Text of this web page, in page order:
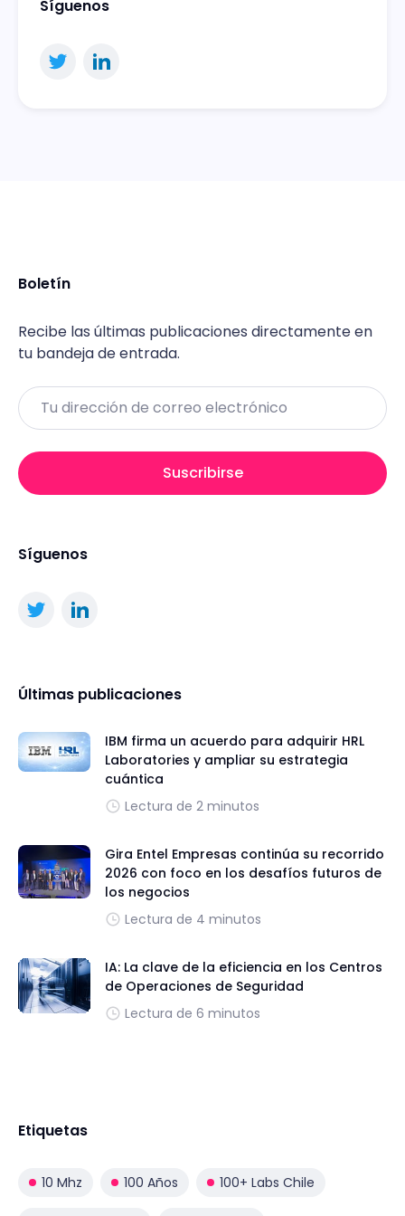
Síguenos
Boletín
Recibe las últimas publicaciones directamente en
tu bandeja de entrada.
Email
Suscribirse
Síguenos
Últimas publicaciones
IBM firma un acuerdo para adquirir HRL
Laboratories y ampliar su estrategia
cuántica
Lectura de 2 minutos
Gira Entel Empresas continúa su recorrido
2026 con foco en los desafíos futuros de
los negocios
Lectura de 4 minutos
IA: La clave de la eficiencia en los Centros
de Operaciones de Seguridad
Lectura de 6 minutos
Etiquetas
10 Mhz 100 Años 100+ Labs Chile